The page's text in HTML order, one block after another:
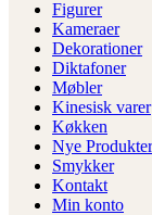
Figurer
Kameraer
Dekorationer
Diktafoner
Møbler
Kinesisk varer
Køkken
Nye Produkter
Smykker
Kontakt
Min konto